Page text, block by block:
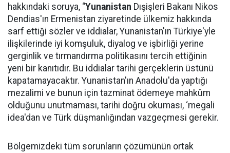
hakkındaki soruya, “Yunanistan Dışişleri Bakanı Nikos
Dendias'ın Ermenistan ziyaretinde ülkemiz hakkında
sarf ettiği sözler ve iddialar, Yunanistan'ın Türkiye'yle
ilişkilerinde iyi komşuluk, diyalog ve işbirliği yerine
gerginlik ve tırmandırma politikasını tercih ettiğinin
yeni bir kanıtıdır. Bu iddialar tarihi gerçeklerin üstünü
kapatamayacaktır. Yunanistan'ın Anadolu'da yaptığı
mezalimi ve bunun için tazminat ödemeye mahkûm
olduğunu unutmaması, tarihi doğru okuması, ‘megali
idea'dan ve Türk düşmanlığından vazgeçmesi gerekir.
Bölgemizdeki tüm sorunların çözümünün ortak